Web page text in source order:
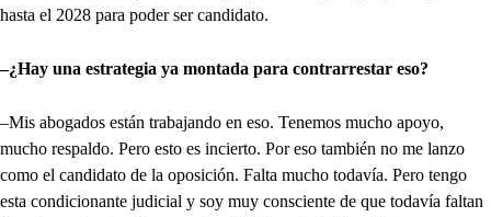
hasta el 2028 para poder ser candidato.
–¿Hay una estrategia ya montada para contrarrestar eso?
–Mis abogados están trabajando en eso. Tenemos mucho apoyo,
mucho respaldo. Pero esto es incierto. Por eso también no me lanzo
como el candidato de la oposición. Falta mucho todavía. Pero tengo
esta condicionante judicial y soy muy consciente de que todavía faltan